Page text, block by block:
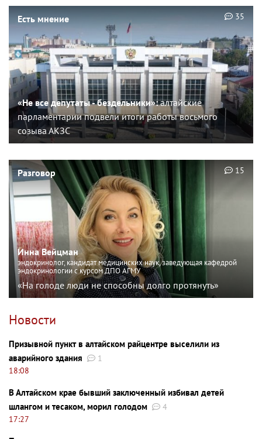
Есть мнение
«Не все депутаты - бездельники»:алтайские
парламентарии подвели итоги работы восьмого
созыва АКЗС
35
Разговор
Инна Вейцман
эндокринолог, кандидат медицинских наук, заведующая кафедрой
эндокринологии с курсом ДПО АГМУ
«На голоде люди не способны долго протянуть»
15
Новости
Призывной пункт в алтайском райцентре выселили из
аварийного здания
1
18:08
В Алтайском крае бывший заключенный избивал детей
шлангом и тесаком, морил голодом
4
17:27